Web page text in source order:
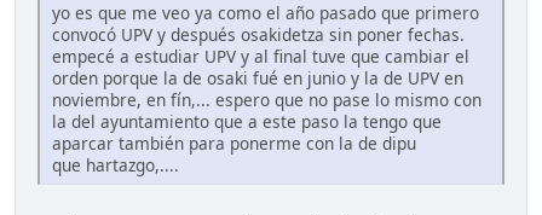
yo es que me veo ya como el año pasado que primero
convocó UPV y después osakidetza sin poner fechas.
empecé a estudiar UPV y al final tuve que cambiar el
orden porque la de osaki fué en junio y la de UPV en
noviembre, en fín,... espero que no pase lo mismo con
la del ayuntamiento que a este paso la tengo que
aparcar también para ponerme con la de dipu
que hartazgo,....